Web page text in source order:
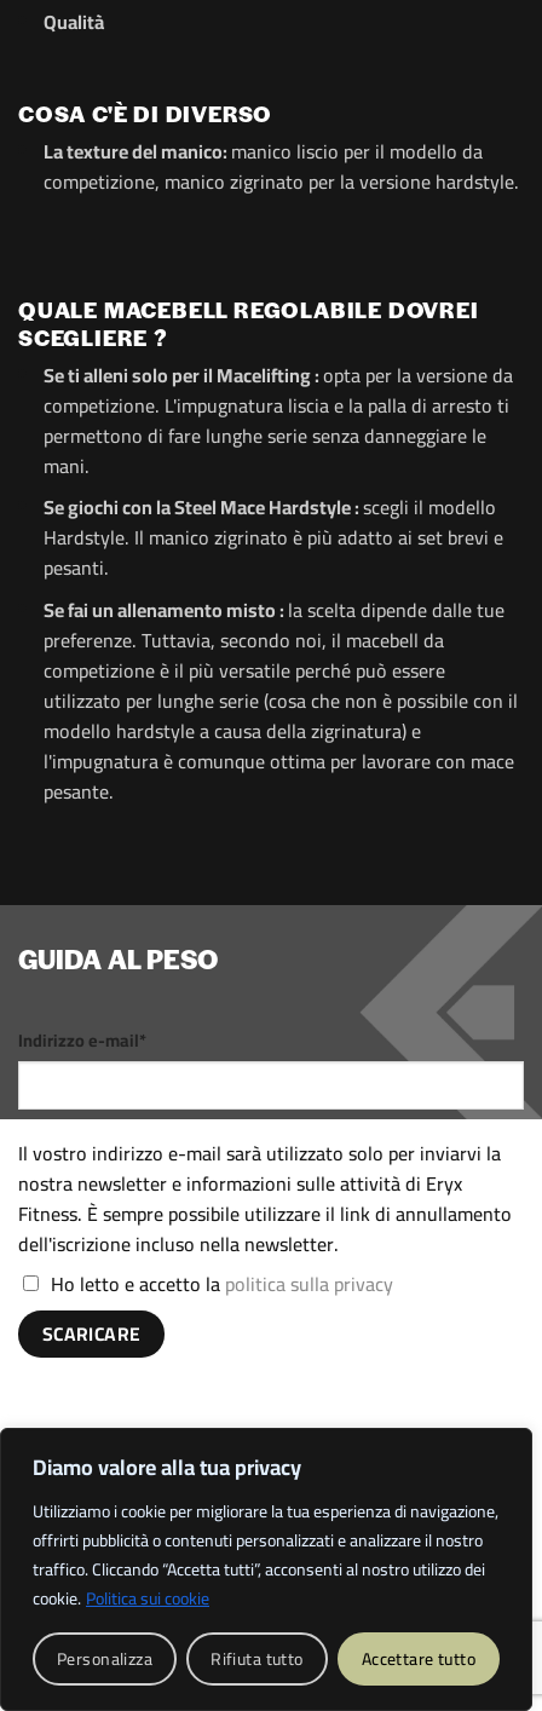
Diamo valore alla tua privacy
Utilizziamo i cookie per migliorare la tua esperienza di navigazione,
offrirti pubblicità o contenuti personalizzati e analizzare il nostro
traffico. Cliccando “Accetta tutti”, acconsenti al nostro utilizzo dei
cookie.Politica sui cookie
Personalizza
Rifiuta tutto Accettare tutto
Qualità
COSA C'È DI DIVERSO
La texture del manico:manico liscio per il modello da
competizione, manico zigrinato per la versione hardstyle.
QUALE MACEBELL REGOLABILE DOVREI
SCEGLIERE ?
Se ti alleni solo per il Macelifting :opta per la versione da
competizione. L'impugnatura liscia e la palla di arresto ti
permettono di fare lunghe serie senza danneggiare le
mani.
Se giochi con la Steel Mace Hardstyle :scegli il modello
Hardstyle. Il manico zigrinato è più adatto ai set brevi e
pesanti.
Se fai un allenamento misto :la scelta dipende dalle tue
preferenze. Tuttavia, secondo noi, il macebell da
competizione è il più versatile perché può essere
utilizzato per lunghe serie (cosa che non è possibile con il
modello hardstyle a causa della zigrinatura) e
l'impugnatura è comunque ottima per lavorare con mace
pesante.
GUIDA AL PESO
Indirizzo e-mail*
Il vostro indirizzo e-mail sarà utilizzato solo per inviarvi la
nostra newsletter e informazioni sulle attività di Eryx
Fitness. È sempre possibile utilizzare il link di annullamento
dell'iscrizione incluso nella newsletter.
Ho letto e accetto lapolitica sulla privacy
AVVISI AI CLIENTI
4,9